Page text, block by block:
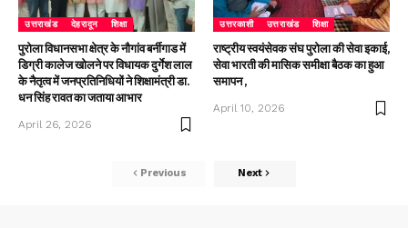
उत्तराखंड देहरादून शिक्षा
पुरोला विधानसभा क्षेत्र के नौगांव बर्नीगाड में
डिग्री कालेज खोलने पर विधायक दुर्गेश लाल
के नैतृत्व में जनप्रतिनिधियों ने शिक्षामंत्री डा.
धन सिंह रावत का जताया आभार
April 26, 2026
उत्तरकाशी उत्तराखंड शिक्षा
राष्ट्रीय स्वयंसेवक संघ पुरोला की सेवा इकाई,
सेवा भारती की मासिक समीक्षा बैठक का हुआ
समापन ,
April 10, 2026
Previous Next